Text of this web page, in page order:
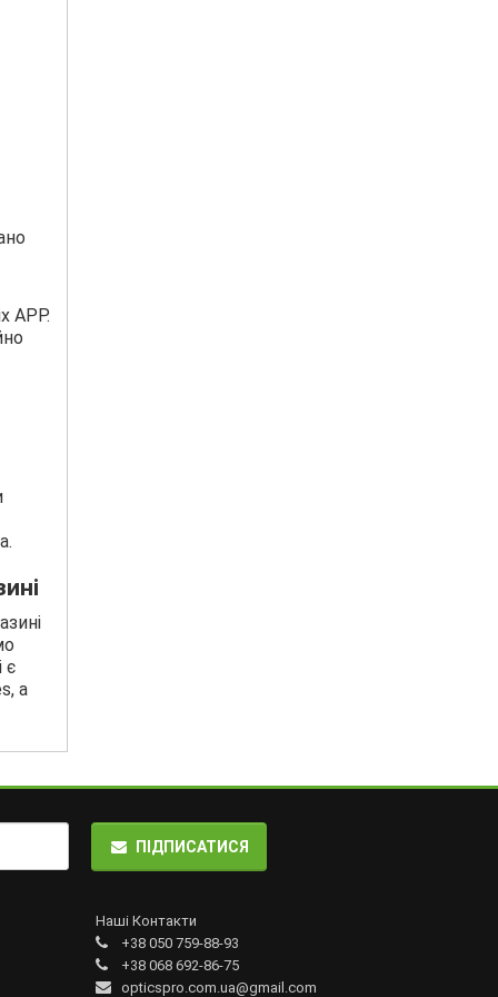
APP.
є
а
ПІДПИСАТИСЯ
Наші Контакти
+38 050 759-88-93
+38 068 692-86-75
opticspro.com.ua@gmail.com